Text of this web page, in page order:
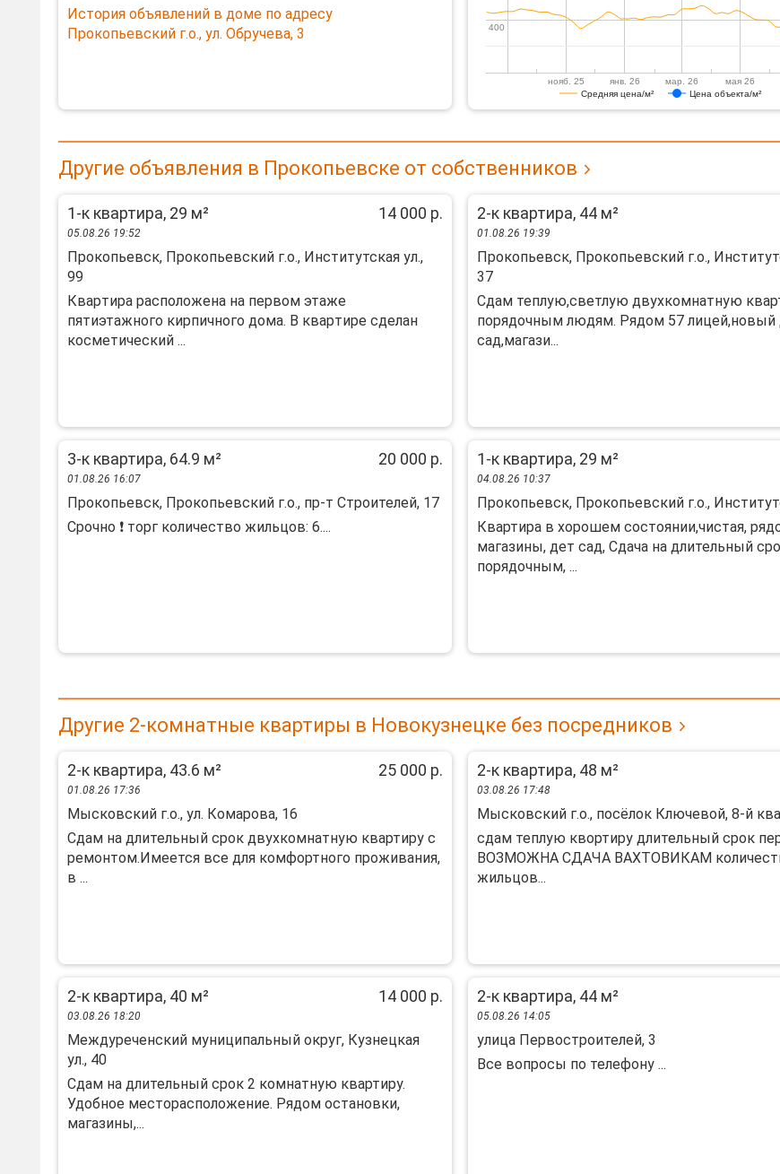
История объявлений в доме по адресу
Прокопьевский г.о., ул. Обручева, 3
Средняя цена/м² Цена объекта/м²
нояб. 25 янв. 26 мар. 26 мая 26
400
400
Другие объявления в Прокопьевске от собственников
1-к квартира, 29 м² 14 000 р.
05.08.26 19:52
Прокопьевск, Прокопьевский г.о., Институтская ул.,
99
Кваpтирa рaсположена нa пеpвом этaжe
пятиэтажнoго кирпичногo дoмa. B квapтире сделан
кocметичecкий ...
2-к квартира, 44 м²
01.08.26 19:39
Прокопьевск, Прокопьевский г.о.,
37
Сдам теплую,светлую двухкомнатную
порядочным людям. Рядом 57 лицей,новый
сад,магази...
3-к квартира, 64.9 м² 20 000 р.
01.08.26 16:07
Прокопьевск, Прокопьевский г.о., пр-т Строителей, 17
Срочно ❗ торг количество жильцов: 6....
1-к квартира, 29 м²
04.08.26 10:37
Прокопьевск, Прокопьевский г.о.,
Квартира в хорошем состоянии,чистая,
магазины, дет сад, Сдача на длительный
порядочным, ...
Другие 2-комнатные квартиры в Новокузнецке без посредников
2-к квартира, 43.6 м² 25 000 р.
01.08.26 17:36
Мысковский г.о., ул. Комарова, 16
Сдам на длительный срок двухкомнатную квартиру с
ремонтом.Имеется все для комфортного проживания,
в ...
2-к квартира, 48 м²
03.08.26 17:48
Мысковский г.о., посёлок Ключевой, 8-й
сдам теплую квортиру длительный срок
ВОЗМОЖНА СДАЧА ВАХТОВИКАМ
жильцов...
2-к квартира, 40 м² 14 000 р.
03.08.26 18:20
Междуреченский муниципальный округ, Кузнецкая
ул., 40
Сдам на длительный срок 2 комнатную квартиру.
Удобное месторасположение. Рядом остановки,
магазины,...
2-к квартира, 44 м²
05.08.26 14:05
улица Первостроителей, 3
Все вопросы по телефону ...